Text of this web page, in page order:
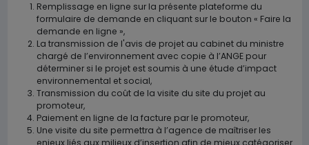
Remplissage en ligne sur la présente plateforme du
formulaire de demande en cliquant sur le bouton « Faire la
demande en ligne »,
La transmission de l'avis de projet au cabinet du ministre
chargé de l’environnement avec copie à l’ANGE pour
déterminer si le projet est soumis à une étude d’impact
environnemental et social,
Transmission du coût de la visite du site du projet au
promoteur,
Paiement en ligne de la facture par le promoteur,
Une visite du site permettra à l’agence de maîtriser les
enjeux liés aux milieux d’insertion afin de mieux catégoriser